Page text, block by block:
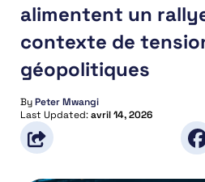
alimentent un
contexte de
géopolitiques
ByPeter Mwangi
Last Updated:avril 14, 2026